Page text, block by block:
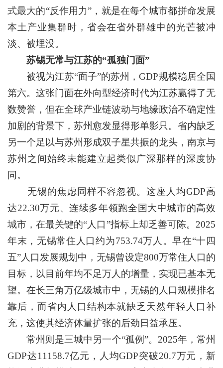
式最大的“反作用力”，就是在每个城市都拼命发展
本土产业集群时，省会在省外群雄中的光芒被冲
淡、被埋没。
苏锡无常与江苏的“孤独门面”
被视为江苏“面子”的苏州，GDP规模稳居全国
第六。这张门面在外向型经济时代为江苏赢得了无
数赞誉，但在全球产业链波动与地缘政治不确定性
加剧的背景下，苏州愈发显得形单影只。省内缺乏
另一个足以与苏州形成双子星共振的龙头，南京与
苏州之间始终未能建立起类似广深那样的深度协
同。
无锡的焦虑同样不容忽视。这座人均GDP高
达22.30万元、连续多年领跑全国大中城市的高效
城市，在最关键的“人口”指标上却乏善可陈。2025
年末，无锡常住人口约为753.74万人。早在“十四
五”人口发展规划中，无锡曾设定800万常住人口的
目标，以目前年均不足万人的增量，实现已基本无
望。在长三角万亿级城市中，无锡的人口规模排名
靠后，而省内人口结构本就缺乏天然年轻人口补
充，这使其经济体量扩张的后劲日益承压。
常州则是三城中另一个“孤例”。2025年，常州
GDP达11158.7亿元，人均GDP突破20.7万元，新